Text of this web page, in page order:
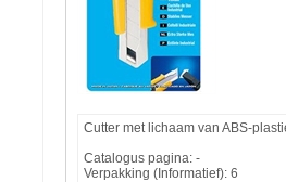
Cutter met lichaam van ABS-
Catalogus pagina: -
Verpakking (Informatief): 6